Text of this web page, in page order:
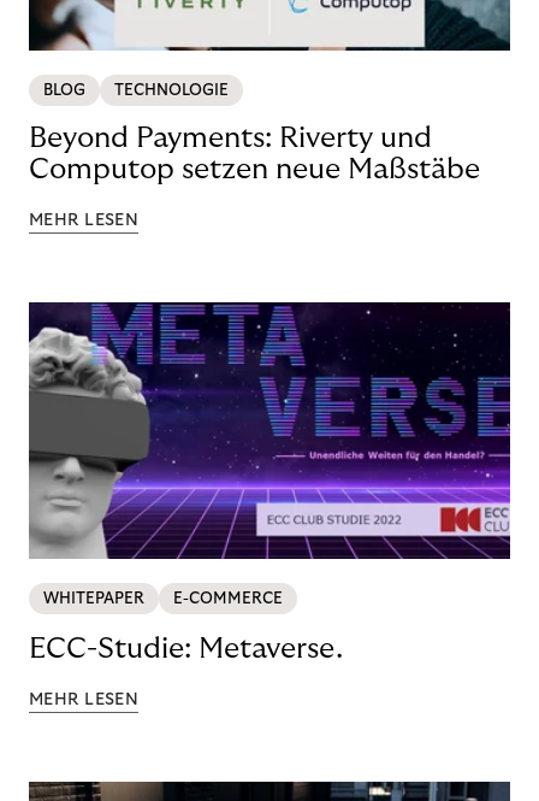
BLOG TECHNOLOGIE
Beyond Payments: Riverty und
Computop setzen neue Maßstäbe
MEHR LESEN
WHITEPAPER E-COMMERCE
ECC-Studie: Metaverse.
MEHR LESEN